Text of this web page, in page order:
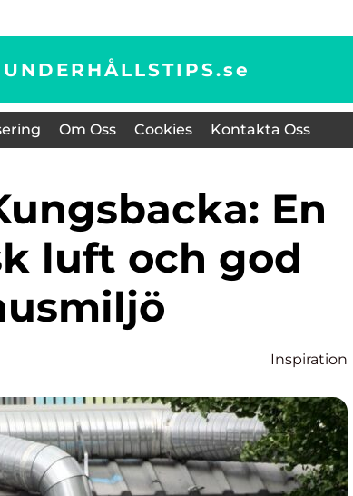
UNDERHÅLLSTIPS.se
Om Oss Cookies Kontakta Oss
luft och god
Inspiration